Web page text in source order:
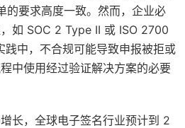
的要求高度一致。然而，企业必
如 SOC 2 Type II 或 ISO 2700
践中，不合规可能导致申报被拒或
中使用经过验证解决方案的必要
长，全球电子签名行业预计到 2